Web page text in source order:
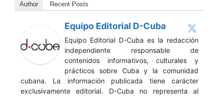
Author Recent Posts
Equipo Editorial D-Cuba
Equipo Editorial D-Cuba es la redacción
independiente responsable de
contenidos informativos, culturales y
prácticos sobre Cuba y la comunidad
cubana. La información publicada tiene carácter
exclusivamente editorial. D-Cuba no representa al